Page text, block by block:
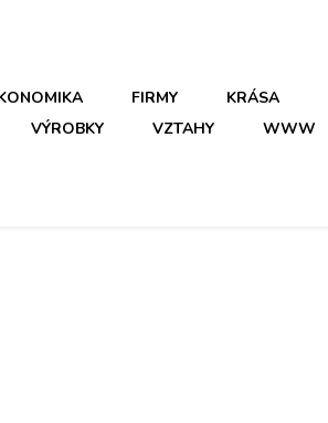
FIRMY KRÁSA
VÝROBKY VZTAHY WWW